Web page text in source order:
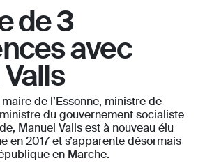
de 3
avec
de l’Essonne, ministre de
du gouvernement socialiste
Manuel Valls est à nouveau élu
en 2017 et s’apparente désormais
en Marche.